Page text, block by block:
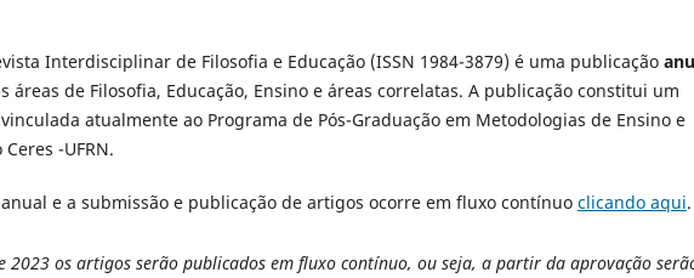
Interdisciplinar de Filosofia e Educação (ISSN 1984-3879) é uma publicação
áreas de Filosofia, Educação, Ensino e áreas correlatas. A publicação constitui um
atualmente ao Programa de Pós-Graduação em Metodologias de Ensino e
-UFRN.
e a submissão e publicação de artigos ocorre em fluxo contínuo clicando aqui.
2023 os artigos serão publicados em fluxo contínuo, ou seja, a partir da aprovação